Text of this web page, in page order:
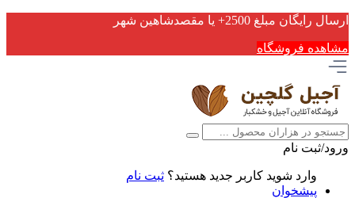
ارسال رایگان مبلغ 2500+ یا مقصدشاهین شهر
مشاهده فروشگاه
ورود/ثبت نام
وارد شوید کاربر جدید هستید؟ ثبت نام
پیشخوان